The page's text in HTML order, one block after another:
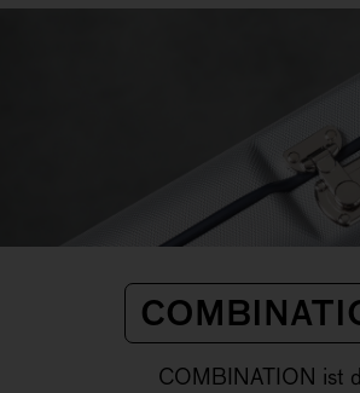
COMBINATION ist